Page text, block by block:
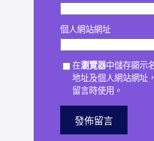
個人網站網址
在瀏覽器中儲存顯示
地址及個人網站網址
留言時使用。